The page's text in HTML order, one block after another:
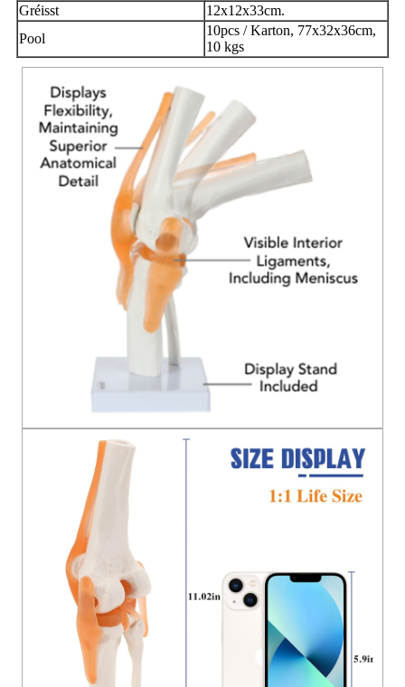
Gréisst
12x12x33cm.
Pool
10pcs / Karton, 77x32x36cm,
10 kgs